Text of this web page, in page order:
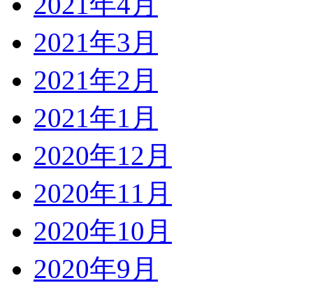
2021年3月
2021年2月
2021年1月
2020年12月
2020年11月
2020年10月
2020年9月